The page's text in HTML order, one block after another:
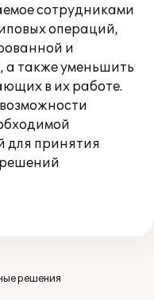
сотрудниками
операций,
и
а также уменьшить
в их работе.
для принятия
решения